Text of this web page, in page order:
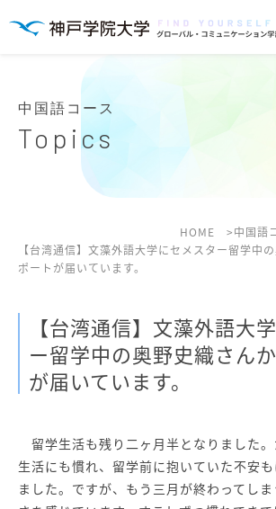
Topics
中国語コース
HOME 中国語
【台湾通信】文藻外語大学にセメスター留学中
ポートが届いています。
【台湾通信】文藻外語大
ー留学中の奥野史織さん
が届いています。
留学生活も残り二ヶ月半となりました
生活にも慣れ、留学前に抱いていた不安
ました。ですが、もう三月が終わってし